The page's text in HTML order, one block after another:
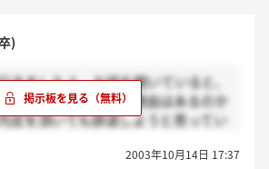
ハハ（泣）
)
きましたよ。お話を聞いていると、
いです。多いだけの理由はあるのか
定を頂いても辞退しようと思ってい
んなさい、これはあくまで私が勝手
2003年10月14日 17:37